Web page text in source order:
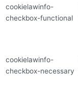
cookielawinfo-
checkbox-functional
cookielawinfo-
checkbox-necessary